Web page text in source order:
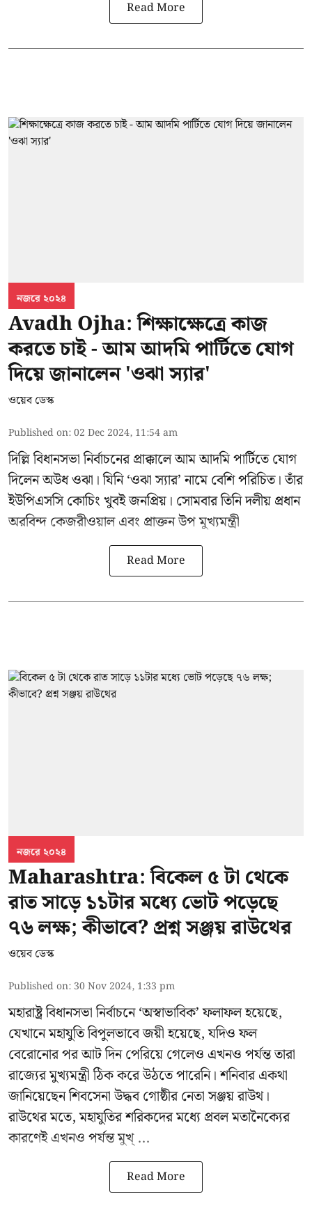
Read More
নজরে ২০২৪
Avadh Ojha: শিক্ষাক্ষেত্রে কাজ
করতে চাই - আম আদমি পার্টিতে যোগ
দিয়ে জানালেন 'ওঝা স্যার'
ওয়েব ডেস্ক
Published on:02 Dec 2024, 11:54 am
দিল্লি বিধানসভা নির্বাচনের প্রাক্কালেআম আদমি পার্টিতেযোগ
দিলেন অউধ ওঝা। যিনি ‘ওঝা স্যার’ নামে বেশি পরিচিত। তাঁর
ইউপিএসসি কোচিং খুবই জনপ্রিয়। সোমবার তিনি দলীয় প্রধান
অরবিন্দ কেজরীওয়ালএবং প্রাক্তন উপ মুখ্যমন্ত্রী
Read More
নজরে ২০২৪
Maharashtra: বিকেল ৫ টা থেকে
রাত সাড়ে ১১টার মধ্যে ভোট পড়েছে
৭৬ লক্ষ; কীভাবে? প্রশ্ন সঞ্জয় রাউথের
ওয়েব ডেস্ক
Published on: 30 Nov 2024, 1:33 pm
মহারাষ্ট্র বিধানসভা নির্বাচনে ‘অস্বাভাবিক’ ফলাফল হয়েছে,
যেখানে মহাযুতি বিপুলভাবে জয়ী হয়েছে, যদিও ফল
বেরোনোর পর আট দিন পেরিয়ে গেলেও এখনও পর্যন্ত তারা
রাজ্যের মুখ্যমন্ত্রী ঠিক করে উঠতে পারেনি। শনিবার একথা
জানিয়েছেন শিবসেনা উদ্ধব গোষ্ঠীর নেতাসঞ্জয় রাউথ।
রাউথের মতে, মহাযুতির শরিকদের মধ্যে প্রবল মতানৈক্যের
কারণেই এখনও পর্যন্ত মুখ্ ...
Read More